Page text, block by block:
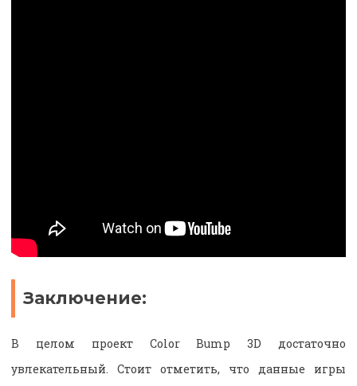
Заключение:
В целом проект Color Bump 3D достаточно
увлекательный. Стоит отметить, что данные игры